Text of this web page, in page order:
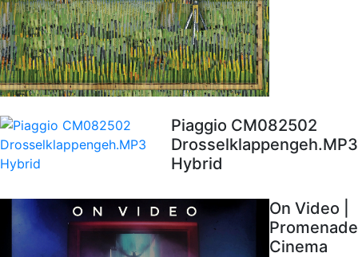
Piaggio CM082502
Drosselklappengeh.MP3
Hybrid
On Video |
Promenade
Cinema